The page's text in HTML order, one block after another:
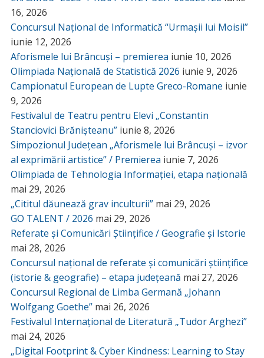
16, 2026
Concursul Național de Informatică “Urmașii lui Moisil”
iunie 12, 2026
Aforismele lui Brâncuși – premierea iunie 10, 2026
Olimpiada Națională de Statistică 2026 iunie 9, 2026
Campionatul European de Lupte Greco-Romane iunie
9, 2026
Festivalul de Teatru pentru Elevi „Constantin
Stanciovici Brănișteanu” iunie 8, 2026
Simpozionul Județean „Aforismele lui Brâncuși – izvor
al exprimării artistice” / Premierea iunie 7, 2026
Olimpiada de Tehnologia Informației, etapa națională
mai 29, 2026
„Cititul dăunează grav inculturii” mai 29, 2026
GO TALENT / 2026 mai 29, 2026
Referate și Comunicări Științifice / Geografie și Istorie
mai 28, 2026
Concursul național de referate și comunicări științifice
(istorie & geografie) – etapa județeană mai 27, 2026
Concursul Regional de Limba Germană „Johann
Wolfgang Goethe” mai 26, 2026
Festivalul Internațional de Literatură „Tudor Arghezi”
mai 24, 2026
„Digital Footprint & Cyber Kindness: Learning to Stay